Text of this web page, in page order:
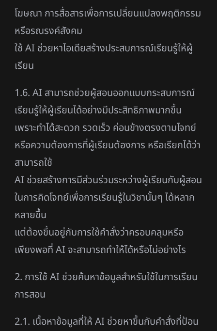
โฆษณา การสื่อสารเพื่อการเปลี่ยนแปลงพฤติกรรม
หรือรณรงค์สังคม
ใช้ AI ช่วยหาไอเดียสร้างประสบการณ์เรียนรู้ให้ผู้
เรียน
1.6. AI สามารถช่วยผู้สอนออกแบบกระสบการณ์
เรียนรู้ให้ผู้เรียนได้อย่างมีประสิทธิภาพมากขึ้น
เพราะทำได้สะดวก รวดเร็ว ค่อนข้างตรงตามโจทย์
หรือความต้องการที่ผู้เรียนต้องการ หรือเรียกได้ว่า
สามารถใช้
AI ช่วยสร้างการมีส่วนร่วมระหว่างผู้เรียนกับผู้สอน
ในการคิดโจทย์เพื่อการเรียนรู้ในวิชานั้นๆ ได้หลาก
หลายขึ้น
แต่ต้องขึ้นอยู่กับการใช้คำสั่งว่าครอบคลุมหรือ
เพียงพอที่ AI จะสามารถทำให้ได้หรือไม่อย่างไร
2. การใช้ AI ช่วยค้นหาข้อมูลสำหรับใช้ในการเรียน
การสอน
2.1. เนื้อหาข้อมูลที่ให้ AI ช่วยหาขึ้นกับคำสั่งที่ป้อน